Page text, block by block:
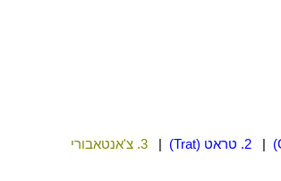
| 2. טראט (Trat) |
3. צ'אנטאבורי